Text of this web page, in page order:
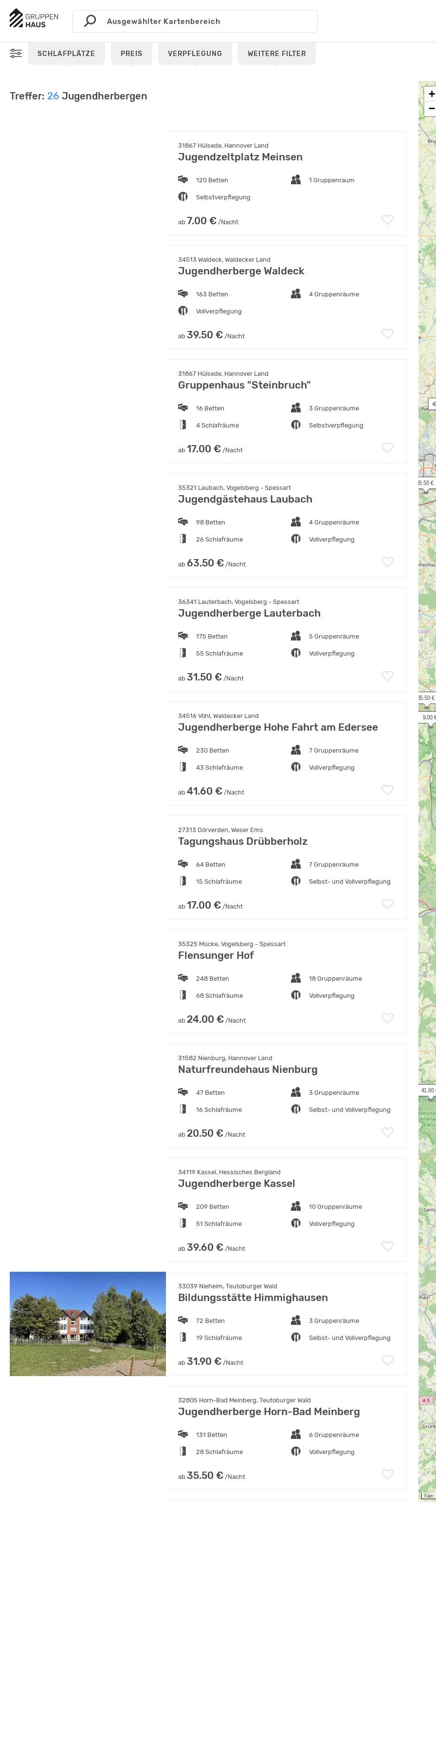
SCHLAFPLÄTZE PREIS VERPFLEGUNG WEITERE FILTER
Treffer: 26 Jugendherbergen
31867 Hülsede, Hannover Land
Jugendzeltplatz Meinsen
120 Betten 1 Gruppenraum
Selbstverpflegung
ab 7.00 € /Nacht
34513 Waldeck, Waldecker Land
Jugendherberge Waldeck
163 Betten 4 Gruppenräume
Vollverpflegung
ab 39.50 € /Nacht
31867 Hülsede, Hannover Land
Gruppenhaus "Steinbruch"
16 Betten 3 Gruppenräume
4 Schlafräume Selbstverpflegung
ab 17.00 € /Nacht
35321 Laubach, Vogelsberg - Spessart
Jugendgästehaus Laubach
98 Betten 4 Gruppenräume
26 Schlafräume Vollverpflegung
ab 63.50 € /Nacht
36341 Lauterbach, Vogelsberg - Spessart
Jugendherberge Lauterbach
175 Betten 5 Gruppenräume
55 Schlafräume Vollverpflegung
ab 31.50 € /Nacht
34516 Vöhl, Waldecker Land
Jugendherberge Hohe Fahrt am Edersee
230 Betten 7 Gruppenräume
43 Schlafräume Vollverpflegung
ab 41.60 € /Nacht
27313 Dörverden, Weser Ems
Tagungshaus Drübberholz
64 Betten 7 Gruppenräume
15 Schlafräume Selbst- und Vollverpflegung
ab 17.00 € /Nacht
35325 Mücke, Vogelsberg - Spessart
Flensunger Hof
248 Betten 18 Gruppenräume
68 Schlafräume Vollverpflegung
ab 24.00 € /Nacht
31582 Nienburg, Hannover Land
Naturfreundehaus Nienburg
47 Betten 3 Gruppenräume
16 Schlafräume Selbst- und Vollverpflegung
ab 20.50 € /Nacht
34119 Kassel, Hessisches Bergland
Jugendherberge Kassel
209 Betten 10 Gruppenräume
51 Schlafräume Vollverpflegung
ab 39.60 € /Nacht
33039 Nieheim, Teutoburger Wald
Bildungsstätte Himmighausen
72 Betten 3 Gruppenräume
19 Schlafräume Selbst- und Vollverpflegung
ab 31.90 € /Nacht
32805 Horn-Bad Meinberg, Teutoburger Wald
Jugendherberge Horn-Bad Meinberg
131 Betten 6 Gruppenräume
28 Schlafräume Vollverpflegung
ab 35.50 € /Nacht
41.60
35.50 €
9.00
35.50 €
+
−
5 km